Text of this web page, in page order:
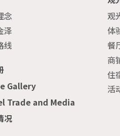
念
泽
线
观
体
餐
商
住
活
Gallery
Trade and Media
况